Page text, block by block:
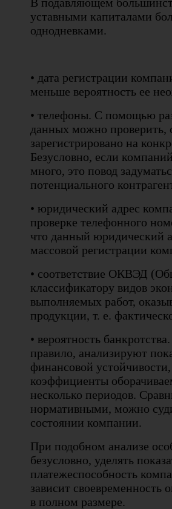
уставными капиталами
однодневками.
• дата регистрации
меньше вероятность ее
• телефоны. С помощью
данных можно проверить,
зарегистрировано на
Безусловно, если
много, это повод
потенциального
• юридический адрес
проверке телефонного
что данный юридический
массовой регистрации
• соответствие ОКВЭД
классификатору видов
выполняемых работ,
продукции, т. е.
• вероятность
правило, анализируют
финансовой
коэффициенты
несколько периодов.
нормативными, можно
состоянии компании.
При подобном анализе
безусловно, уделять
платежеспособность
зависит своевременность
в полном размере.